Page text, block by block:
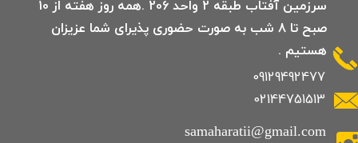
09129492477
02144751513
سرزمین آفتاب طبقه 2 واحد 206 .همه روز هفته از 10
صبح تا 8 شب به صورت حضوری پذیرای شما عزیزان
هستیم .
samaharatii@gmail.com